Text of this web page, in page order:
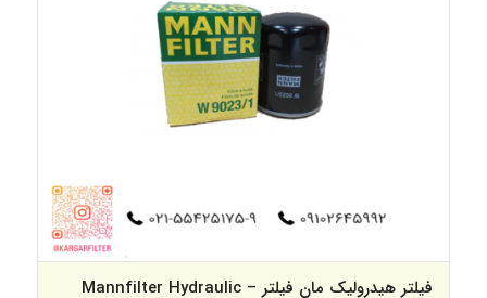
فیلتر هیدرولیک مان فیلتر – Mannfilter Hydraulic